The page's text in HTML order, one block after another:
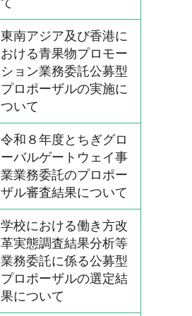
て
東南アジア及び香港に
おける青果物プロモー
ション業務委託公募型
プロポーザルの実施に
ついて
令和８年度とちぎグロ
ーバルゲートウェイ事
業業務委託のプロポー
ザル審査結果について
学校における働き方改
革実態調査結果分析等
業務委託に係る公募型
プロポーザルの選定結
果について